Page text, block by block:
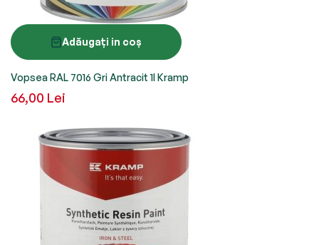
Adăugați in coș
Vopsea RAL 7016 Gri Antracit 1l Kramp
66,00 Lei